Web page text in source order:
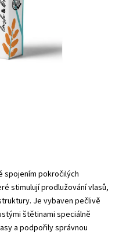
spojením pokročilých
stimulují prodlužování vlasů,
Je vybaven pečlivě
štětinami speciálně
a podpořily správnou